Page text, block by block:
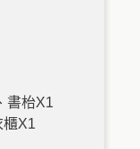
書枱X1
櫃X1